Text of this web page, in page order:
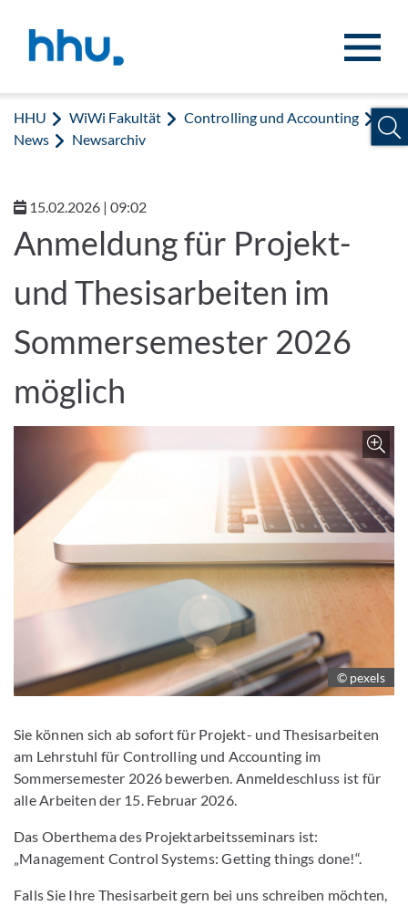
HHU WiWi Fakultät
Controlling und Accounting
News
Newsarchiv
15.02.2026 | 09:02
Anmeldung für Projekt-
und Thesisarbeiten im
Sommersemester 2026
möglich
© pexels
Sie können sich ab sofort für Projekt- und Thesisarbeiten
am Lehrstuhl für Controlling und Accounting im
Sommersemester 2026 bewerben. Anmeldeschluss ist für
alle Arbeiten der 15. Februar 2026.
Das Oberthema des Projektarbeitsseminars ist:
„Management Control Systems: Getting things done!“.
Falls Sie Ihre Thesisarbeit gern bei uns schreiben möchten,